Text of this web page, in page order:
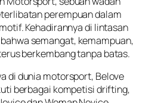
perempuan dalam
Kehadirannya di lintasan
semangat, kemampuan,
berkembang tanpa batas.
di dunia motorsport, Belove
berbagai kompetisi drifting,